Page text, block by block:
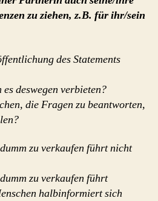
zu ziehen, z.B. für ihr/sein
des Statements
deswegen verbieten?
die Fragen zu beantworten,
zu verkaufen führt nicht
zu verkaufen führt
halbinformiert sich